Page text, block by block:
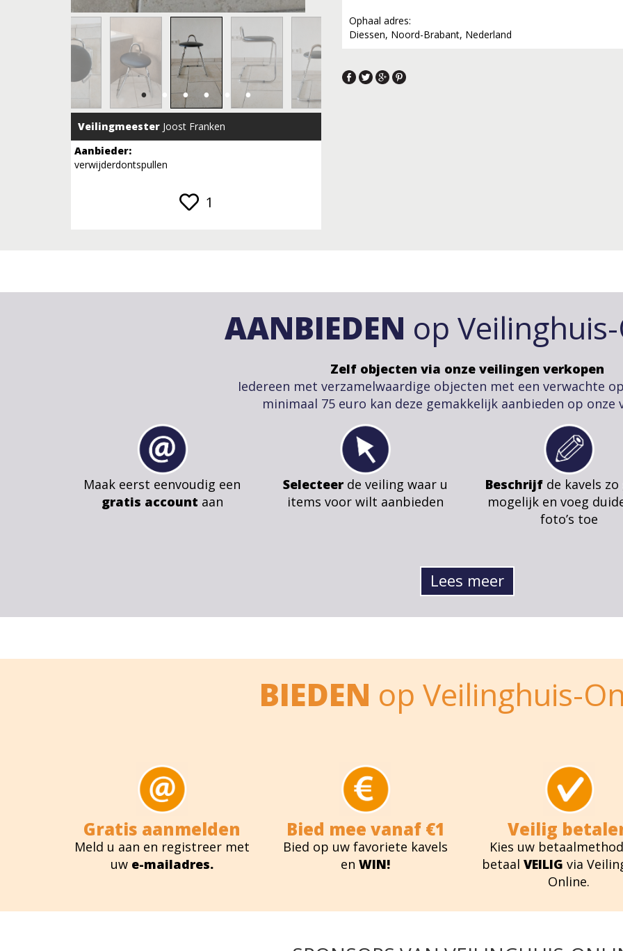
Veilingmeester Joost Franken
Aanbieder:
verwijderdontspullen
1
Ophaal adres:
Diessen, Noord-Brabant, Nederland
AANBIEDEN op
Zelf objecten via onze veilingen verkopen
Iedereen met verzamelwaardige objecten met een verwachte
minimaal 75 euro kan deze gemakkelijk aanbieden op onze
Maak eerst eenvoudig een
gratis account aan
Selecteer de veiling waar u
items voor wilt aanbieden
Beschrijf de kavels zo
mogelijk en voeg
foto’s toe
Lees meer
BIEDEN op Veilinghuis-
Gratis aanmelden
Meld u aan en registreer met
uw e-mailadres.
Bied mee vanaf €1
Bied op uw favoriete kavels
enWIN!
Veilig
Kies uw
betaal VEILIG via
Online.